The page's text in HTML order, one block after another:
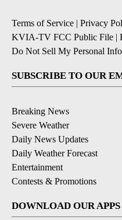
Terms of Service | Privacy
KVIA-TV FCC Public File |
Do Not Sell My Personal
SUBSCRIBE TO OUR
Breaking News
Severe Weather
Daily News Updates
Daily Weather Forecast
Entertainment
Contests & Promotions
DOWNLOAD OUR APPS